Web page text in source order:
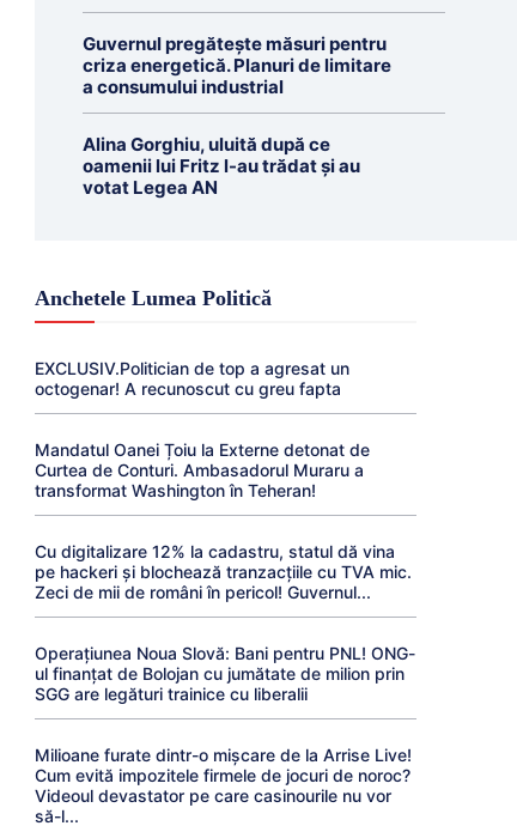
Guvernul pregătește măsuri pentru
criza energetică. Planuri de limitare
a consumului industrial
Alina Gorghiu, uluită după ce
oamenii lui Fritz l-au trădat şi au
votat Legea AN
Anchetele Lumea Politică
EXCLUSIV.Politician de top a agresat un
octogenar! A recunoscut cu greu fapta
Mandatul Oanei Țoiu la Externe detonat de
Curtea de Conturi. Ambasadorul Muraru a
transformat Washington în Teheran!
Cu digitalizare 12% la cadastru, statul dă vina
pe hackeri și blochează tranzacțiile cu TVA mic.
Zeci de mii de români în pericol! Guvernul...
Operațiunea Noua Slovă: Bani pentru PNL! ONG-
ul finanțat de Bolojan cu jumătate de milion prin
SGG are legături trainice cu liberalii
Milioane furate dintr-o mișcare de la Arrise Live!
Cum evită impozitele firmele de jocuri de noroc?
Videoul devastator pe care casinourile nu vor
să-l...